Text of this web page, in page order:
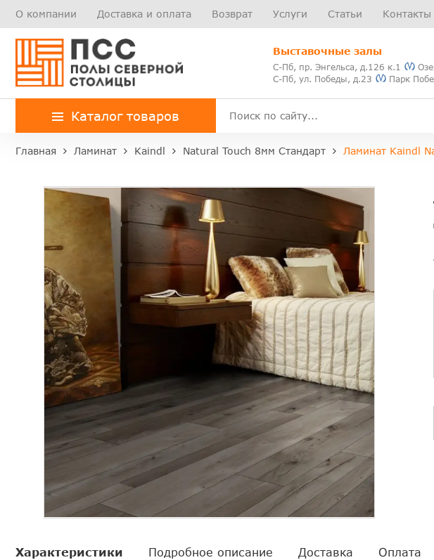
О компании Доставка и оплата Возврат Услуги Статьи Контакты
Выставочные залы
С-Пб, пр. Энгельса, д.126 к.1
С-Пб, ул. Победы, д.23
Парк
Каталог товаров
Главная Ламинат Kaindl Natural Touch 8мм Стандарт Ламинат Kaindl
Характеристики Подробное описание Доставка Оплата